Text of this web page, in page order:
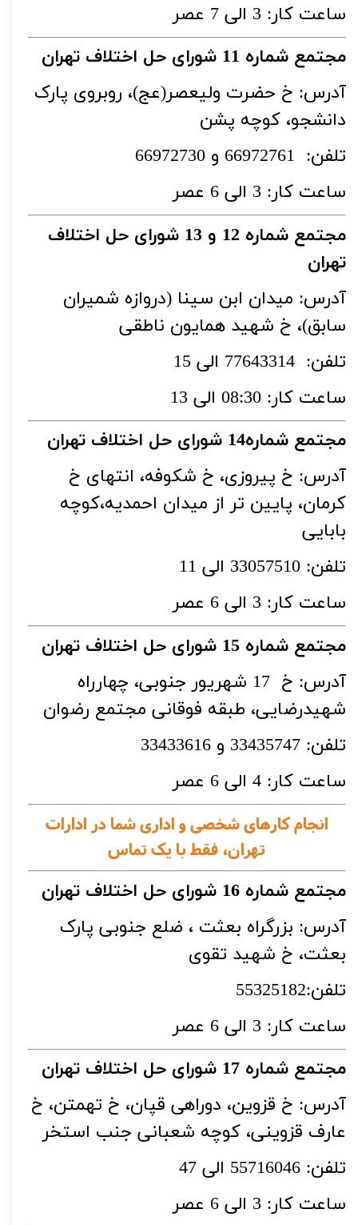
ساعت کار: 3 الی 7 عصر
مجتمع شماره 11 شورای حل اختلاف تهران
آدرس: خ حضرت ولیعصر(عج)، روبروی پارک
دانشجو، کوچه پشن
تلفن: 66972761 و 66972730
ساعت کار: 3 الی 6 عصر
مجتمع شماره 12 و 13 شورای حل اختلاف
تهران
آدرس: میدان ابن سینا (دروازه شمیران
سابق)، خ شهید همایون ناطقی
تلفن: 77643314 الی 15
ساعت کار: 08:30 الی 13
مجتمع شماره14 شورای حل اختلاف تهران
آدرس: خ پیروزی، خ شکوفه، انتهای خ
کرمان، پایین تر از میدان احمدیه،کوچه
بابایی
تلفن: 33057510 الی 11
ساعت کار: 3 الی 6 عصر
مجتمع شماره 15 شورای حل اختلاف تهران
آدرس: خ 17 شهریور جنوبی، چهارراه
شهیدرضایی، طبقه فوقانی مجتمع رضوان
تلفن: 33435747 و 33433616
ساعت کار: 4 الی 6 عصر
انجام کارهای شخصی و اداری شما در ادارات
تهران، فقط با یک تماس
مجتمع شماره 16 شورای حل اختلاف تهران
آدرس: بزرگراه بعثت ، ضلع جنوبی پارک
بعثت، خ شهید تقوی
تلفن:55325182
ساعت کار: 3 الی 6 عصر
مجتمع شماره 17 شورای حل اختلاف تهران
آدرس: خ قزوین، دوراهی قپان، خ تهمتن، خ
عارف قزوینی، کوچه شعبانی جنب استخر
تلفن: 55716046 الی 47
ساعت کار: 3 الی 6 عصر